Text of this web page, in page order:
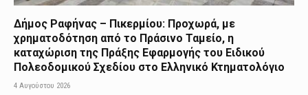
Δήμος Ραφήνας – Πικερμίου: Προχωρά, με
χρηματοδότηση από το Πράσινο Ταμείο, η
καταχώριση της Πράξης Εφαρμογής του Ειδικού
Πολεοδομικού Σχεδίου στο Ελληνικό Κτηματολόγιο
4 Αυγούστου 2026